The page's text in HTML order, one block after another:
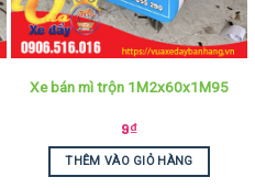
Xe bán mì trộn 1M2x60x1M95
9₫
THÊM VÀO GIỎ HÀNG